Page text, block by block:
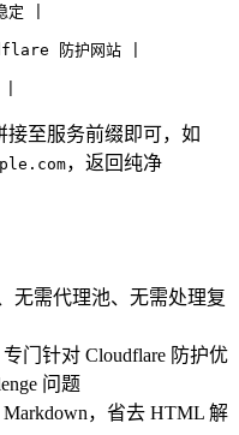
|
防护网站 |
至服务前缀即可，如
，返回纯净
无需代理池、无需处理复
专门针对 Cloudflare 防护优
问题
，省去 HTML 解